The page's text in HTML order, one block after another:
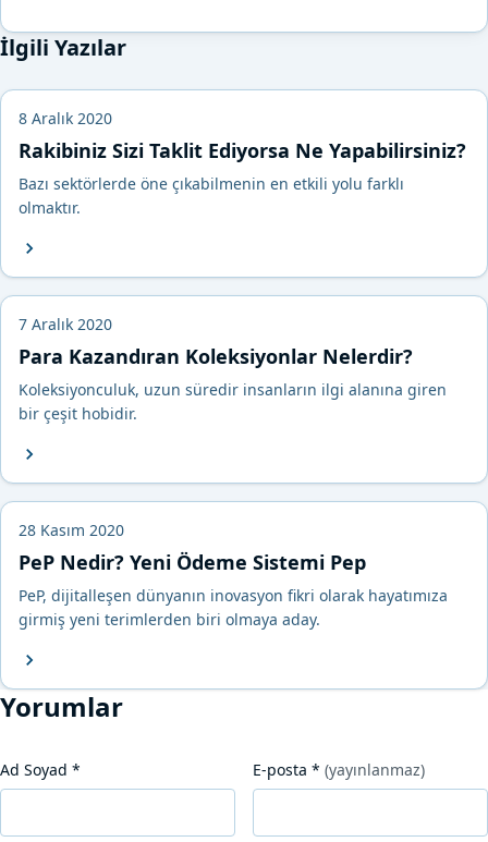
İlgili Yazılar
8 Aralık 2020
Rakibiniz Sizi Taklit Ediyorsa Ne Yapabilirsiniz?
Bazı sektörlerde öne çıkabilmenin en etkili yolu farklı
olmaktır.
7 Aralık 2020
Para Kazandıran Koleksiyonlar Nelerdir?
Koleksiyonculuk, uzun süredir insanların ilgi alanına giren
bir çeşit hobidir.
28 Kasım 2020
PeP Nedir? Yeni Ödeme Sistemi Pep
PeP, dijitalleşen dünyanın inovasyon fikri olarak hayatımıza
girmiş yeni terimlerden biri olmaya aday.
Yorumlar
Ad Soyad * E-posta * (yayınlanmaz)